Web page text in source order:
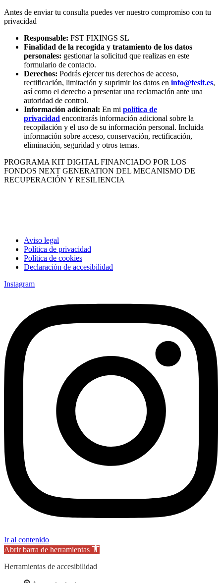
Antes de enviar tu consulta puedes ver nuestro compromiso con tu
privacidad
Responsable: FST FIXINGS SL
Finalidad de la recogida y tratamiento de los datos
personales: gestionar la solicitud que realizas en este
formulario de contacto.
Derechos: Podrás ejercer tus derechos de acceso,
rectificación, limitación y suprimir los datos en info@fesit.es,
así como el derecho a presentar una reclamación ante una
autoridad de control.
Información adicional: En mi política de
privacidad encontrarás información adicional sobre la
recopilación y el uso de su información personal. Incluida
información sobre acceso, conservación, rectificación,
eliminación, seguridad y otros temas.
PROGRAMA KIT DIGITAL FINANCIADO POR LOS
FONDOS NEXT GENERATION DEL MECANISMO DE
RECUPERACIÓN Y RESILIENCIA
Aviso legal
Política de privacidad
Política de cookies
Declaración de accesibilidad
Instagram
Ir al contenido
Abrir barra de herramientas
Herramientas de accesibilidad